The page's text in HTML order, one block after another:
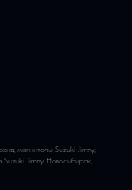
магнитолы Suzuki Jimny,
Jimny Новосибирск,